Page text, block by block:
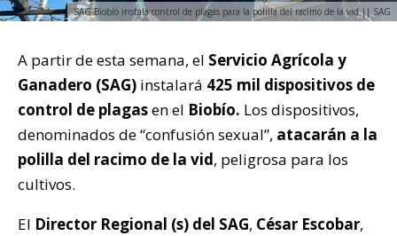
SAG Biobío instala control de plagas para la polilla del racimo de la vid || SAG
A partir de esta semana, el Servicio Agrícola y
Ganadero (SAG) instalará 425 mil dispositivos de
control de plagasen el Biobío. Los dispositivos,
denominados de “confusión sexual”, atacarán a la
polilla del racimo de la vid, peligrosa para los
cultivos.
El Director Regional (s) del SAG, César Escobar,